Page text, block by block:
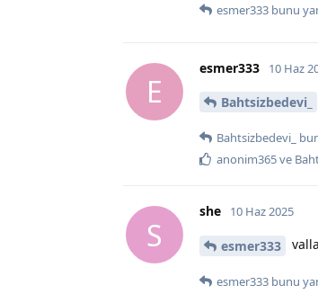
esmer333 bunu
E
esmer333 10 Haz
Bahtsizbedevi_
Bahtsizbedevi_
anonim365ve
S
she 10 Haz 2025
esmer333
esmer333 bunu